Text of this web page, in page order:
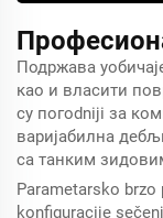
Подржава
као и власити
су погodniji за
варијабилна
са танким
Parametarsko brzo
konfiguracije